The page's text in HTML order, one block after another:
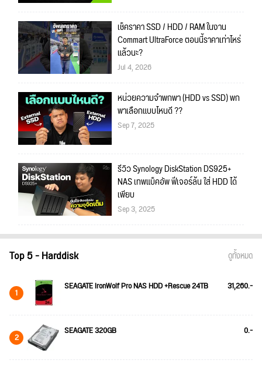
เช็คราคา SSD / HDD / RAM ในงาน
Commart UltraForce ตอนนี้ราคาเท่าไหร่
แล้วนะ?
Jul 4, 2026
หน่วยความจำพกพา (HDD vs SSD) พก
พาเลือกแบบไหนดี ??
Sep 7, 2025
รีวิว Synology DiskStation DS925+
NAS เทพแบ็คอัพ ฟีเจอร์ล้น ใส่ HDD ได้
เพียบ
Sep 3, 2025
Top 5 - Harddisk ดูทั้งหมด
1 SEAGATE IronWolf Pro NAS HDD +Rescue 24TB 31,260.-
2 SEAGATE 320GB 0.-